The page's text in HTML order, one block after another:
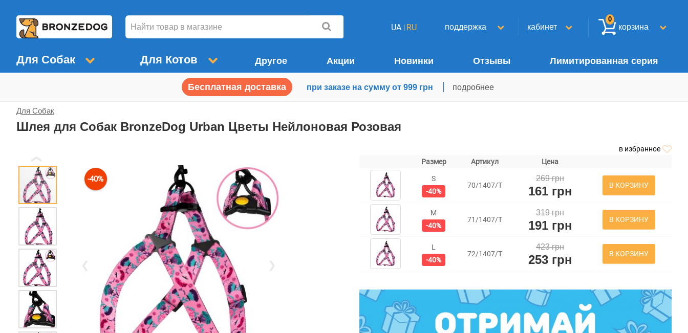
UA RU поддержка кабинет корзина
0
Для Собак Для Котов Другое Акции Новинки Отзывы Лимитированная серия
Бесплатная доставка при заказе на сумму от 999 грн подробнее
Для Собак
Шлея для Собак BronzeDog Urban Цветы Нейлоновая Розовая
в избранное
-40%
Размер Артикул Цена
S
-40%
70/1407/Т
269 грн
161 грн В КОРЗИНУ
M
-40%
71/1407/Т
319 грн
191 грн В КОРЗИНУ
L
-40%
72/1407/Т
423 грн
253 грн В КОРЗИНУ